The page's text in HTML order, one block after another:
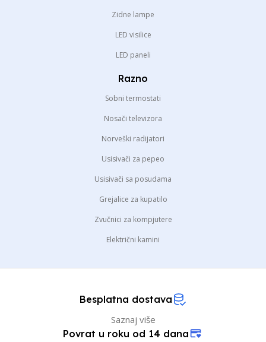
Zidne lampe
LED visilice
LED paneli
Razno
Sobni termostati
Nosači televizora
Norveški radijatori
Usisivači za pepeo
Usisivači sa posudama
Grejalice za kupatilo
Zvučnici za kompjutere
Električni kamini
Besplatna dostava
Saznaj više
Povrat u roku od 14 dana